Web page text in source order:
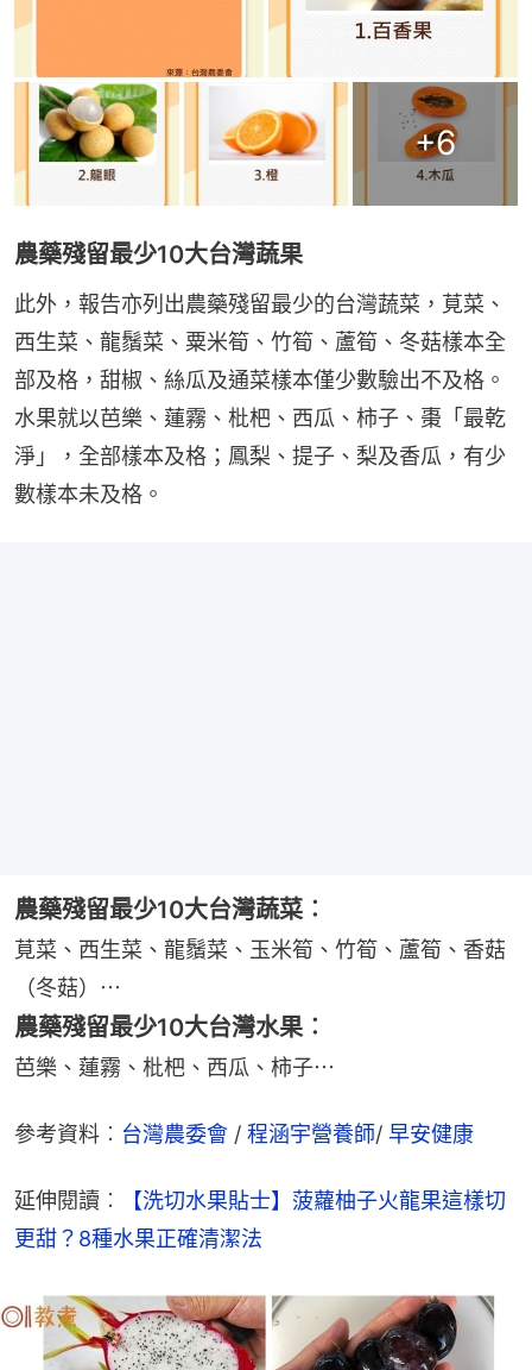
+6
農藥殘留最少10大台灣蔬果
此外，報告亦列出農藥殘留最少的台灣蔬菜，莧菜、
西生菜、龍鬚菜、粟米筍、竹筍、蘆筍、冬菇樣本全
部及格，甜椒、絲瓜及通菜樣本僅少數驗出不及格。
水果就以芭樂、蓮霧、枇杷、西瓜、柿子、棗「最乾
淨」，全部樣本及格；鳳梨、提子、梨及香瓜，有少
數樣本未及格。
農藥殘留最少10大台灣蔬菜︰
莧菜、西生菜、龍鬚菜、玉米筍、竹筍、蘆筍、香菇
（冬菇）⋯
農藥殘留最少10大台灣水果︰
芭樂、蓮霧、枇杷、西瓜、柿子⋯
參考資料︰ 台灣農委會 / 程涵宇營養師/ 早安健康
延伸閱讀︰
【洗切水果貼士】菠蘿柚子火龍果這樣切
更甜？8種水果正確清潔法